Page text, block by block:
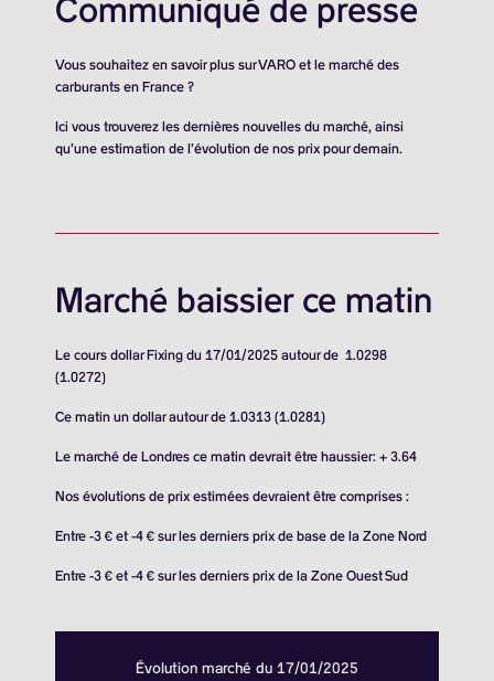
Communiqué de presse
Vous souhaitez en savoir plus sur VARO et le marché des
carburants en France ?
Ici vous trouverez les dernières nouvelles du marché, ainsi
qu’une estimation de l’évolution de nos prix pour demain.
Marché baissier ce matin
Le cours dollar Fixing du 17/01/2025 autour de 1.0298
(1.0272)
Ce matin un dollar autour de 1.0313 (1.0281)
Le marché de Londres ce matin devrait être haussier: + 3.64
Nos évolutions de prix estimées devraient être comprises :
Entre -3 € et -4 € sur les derniers prix de base de la Zone Nord
Entre -3 € et -4 € sur les derniers prix de la Zone Ouest Sud
Évolution marché du 17/01/2025